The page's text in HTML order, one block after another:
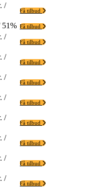
/
Få tilbud
51% Få tilbud
/
Få tilbud
/
Få tilbud
/
Få tilbud
/
Få tilbud
/
Få tilbud
/
Få tilbud
/
Få tilbud
/
Få tilbud